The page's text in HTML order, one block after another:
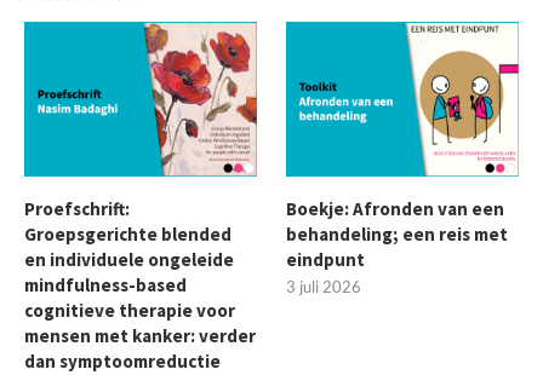
Proefschrift:
Groepsgerichte blended
en individuele ongeleide
mindfulness-based
cognitieve therapie voor
mensen met kanker: verder
dan symptoomreductie
Boekje: Afronden van een
behandeling; een reis met
eindpunt
3 juli 2026